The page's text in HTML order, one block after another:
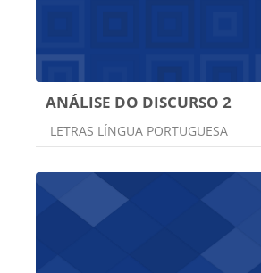
ANÁLISE DO DISCURSO 2
Categoria do curso
LETRAS LÍNGUA PORTUGUESA